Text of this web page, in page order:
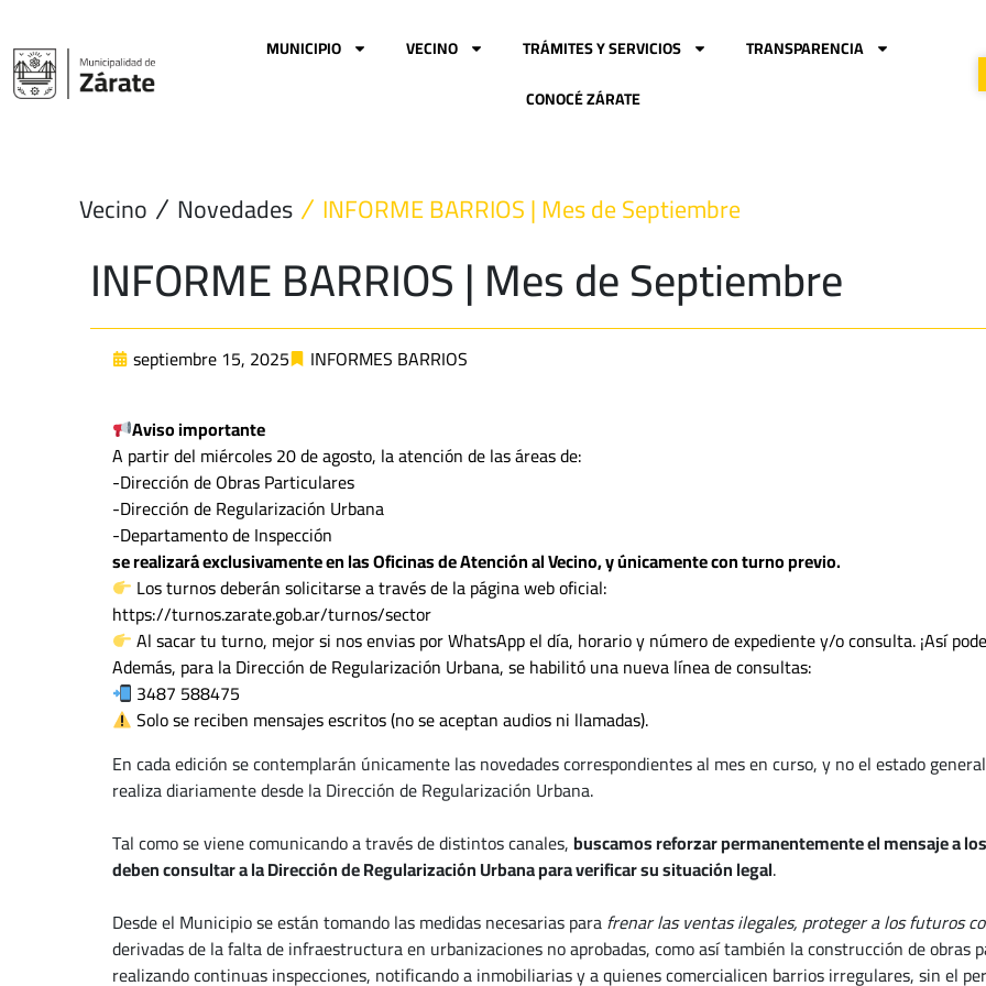
contenido
MUNICIPIO VECINO TRÁMITES Y SERVICIOS
TRANSPARENCIA
CONOCÉ ZÁRATE
Vecino Novedades INFORME BARRIOS | Mes de Septiembre
INFORME BARRIOS | Mes de Septiembre
septiembre 15, 2025 INFORMES BARRIOS
Aviso importante
A partir del miércoles 20 de agosto, la atención de las áreas de:
-Dirección de Obras Particulares
-Dirección de Regularización Urbana
-Departamento de Inspección
se realizará exclusivamente en las Oficinas de Atención al Vecino, y únicamente con turno previo.
Los turnos deberán solicitarse a través de la página web oficial:
https://turnos.zarate.gob.ar/turnos/sector
Al sacar tu turno, mejor si nos envias por WhatsApp el día, horario y número de expediente y/o consulta. ¡Así
Además, para la Dirección de Regularización Urbana, se habilitó una nueva línea de consultas:
3487 588475
Solo se reciben mensajes escritos (no se aceptan audios ni llamadas).
En cada edición se contemplarán únicamente las novedades correspondientes al mes en curso, y no el estado
realiza diariamente desde la Dirección de Regularización Urbana.
Tal como se viene comunicando a través de distintos canales,buscamos reforzar permanentemente el mensaje a
deben consultar a la Dirección de Regularización Urbana para verificar su situación legal.
Desde el Municipio se están tomando las medidas necesarias parafrenar las ventas ilegales, proteger a los futuros
derivadas de la falta de infraestructura en urbanizaciones no aprobadas, como así también la construcción de obras
realizando continuas inspecciones, notificando a inmobiliarias y a quienes comercialicen barrios irregulares, sin el